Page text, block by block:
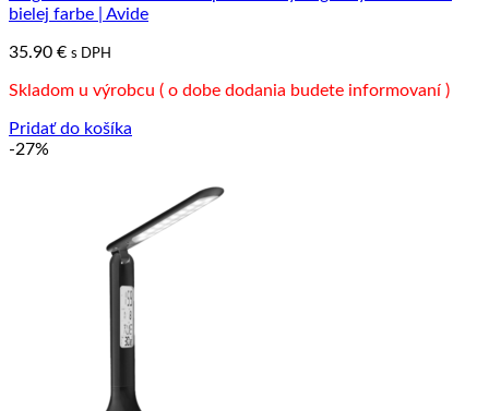
bielej farbe | Avide
35.90 € s DPH
Skladom u výrobcu ( o dobe dodania budete informovaní )
Pridať do košíka
-27%